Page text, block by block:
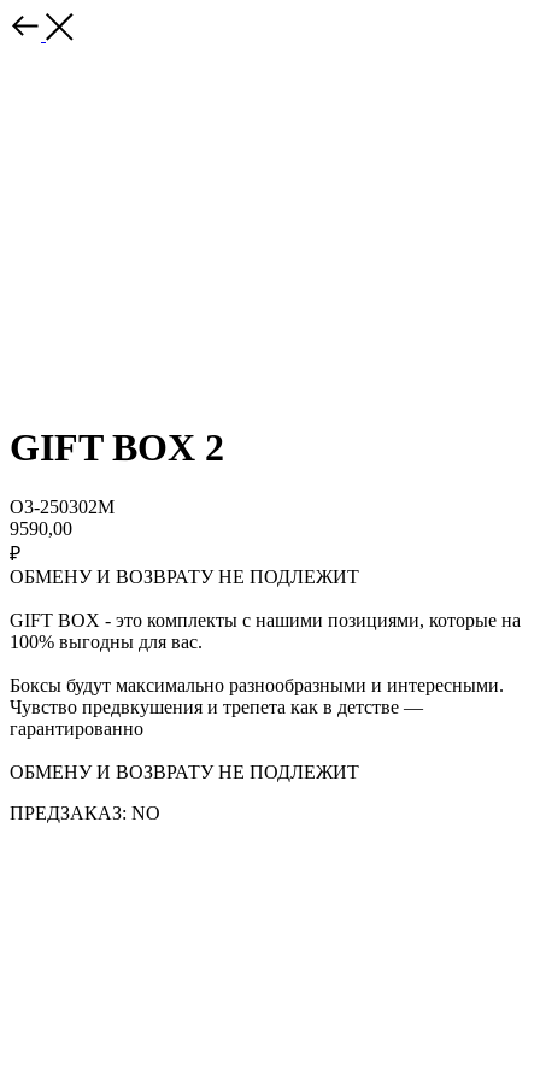
GIFT BOX 2
O3-250302M
9590,00
₽
ОБМЕНУ И ВОЗВРАТУ НЕ ПОДЛЕЖИТ
GIFT BOX - это комплекты с нашими позициями, которые на
100% выгодны для вас.
Боксы будут максимально разнообразными и интересными.
Чувство предвкушения и трепета как в детстве —
гарантированно
ОБМЕНУ И ВОЗВРАТУ НЕ ПОДЛЕЖИТ
ПРЕДЗАКАЗ: NO